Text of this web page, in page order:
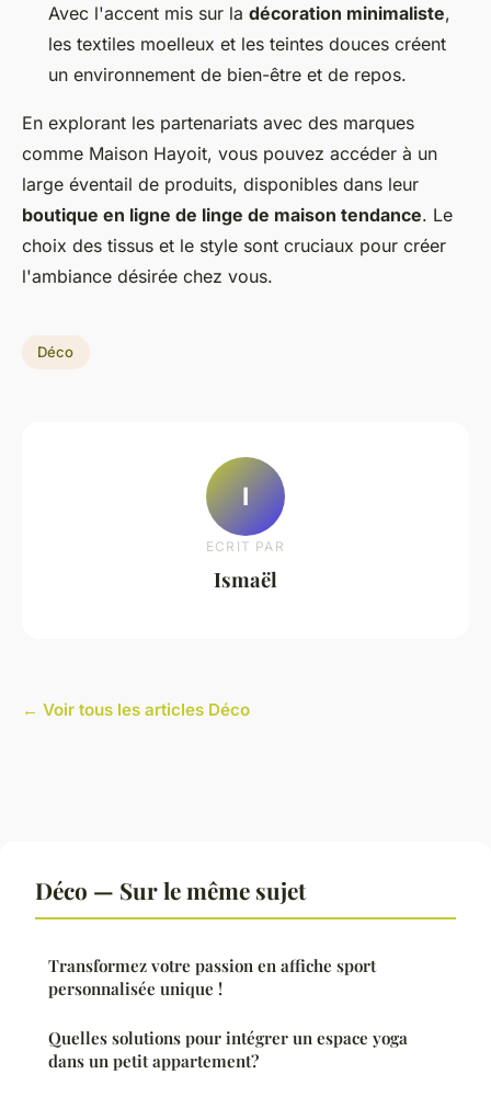
Avec l'accent mis sur la décoration minimaliste,
les textiles moelleux et les teintes douces créent
un environnement de bien-être et de repos.
En explorant les partenariats avec des marques
comme Maison Hayoit, vous pouvez accéder à un
large éventail de produits, disponibles dans leur
boutique en ligne de linge de maison tendance. Le
choix des tissus et le style sont cruciaux pour créer
l'ambiance désirée chez vous.
Déco
I
ECRIT PAR
Ismaël
← Voir tous les articles Déco
Déco — Sur le même sujet
Transformez votre passion en affiche sport
personnalisée unique !
Quelles solutions pour intégrer un espace yoga
dans un petit appartement?